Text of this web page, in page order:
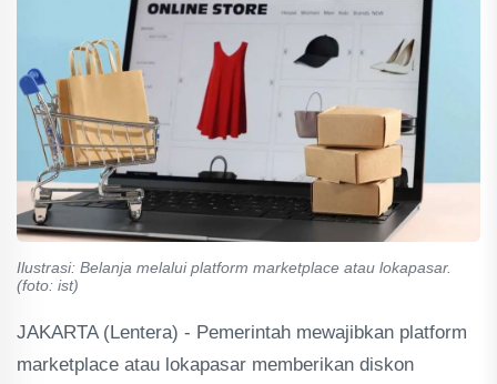
Ilustrasi: Belanja melalui platform marketplace atau lokapasar.
(foto: ist)
JAKARTA (Lentera) - Pemerintah mewajibkan platform
marketplace atau lokapasar memberikan diskon